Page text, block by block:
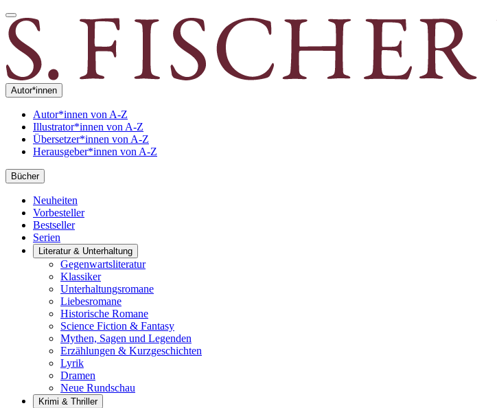
Autor*innen
Autor*innen von A-Z
Illustrator*innen von A-Z
Übersetzer*innen von A-Z
Herausgeber*innen von A-Z
Bücher
Neuheiten
Vorbesteller
Bestseller
Serien
Literatur & Unterhaltung
Gegenwartsliteratur
Klassiker
Unterhaltungsromane
Liebesromane
Historische Romane
Science Fiction & Fantasy
Mythen, Sagen und Legenden
Erzählungen & Kurzgeschichten
Lyrik
Dramen
Neue Rundschau
Krimi & Thriller